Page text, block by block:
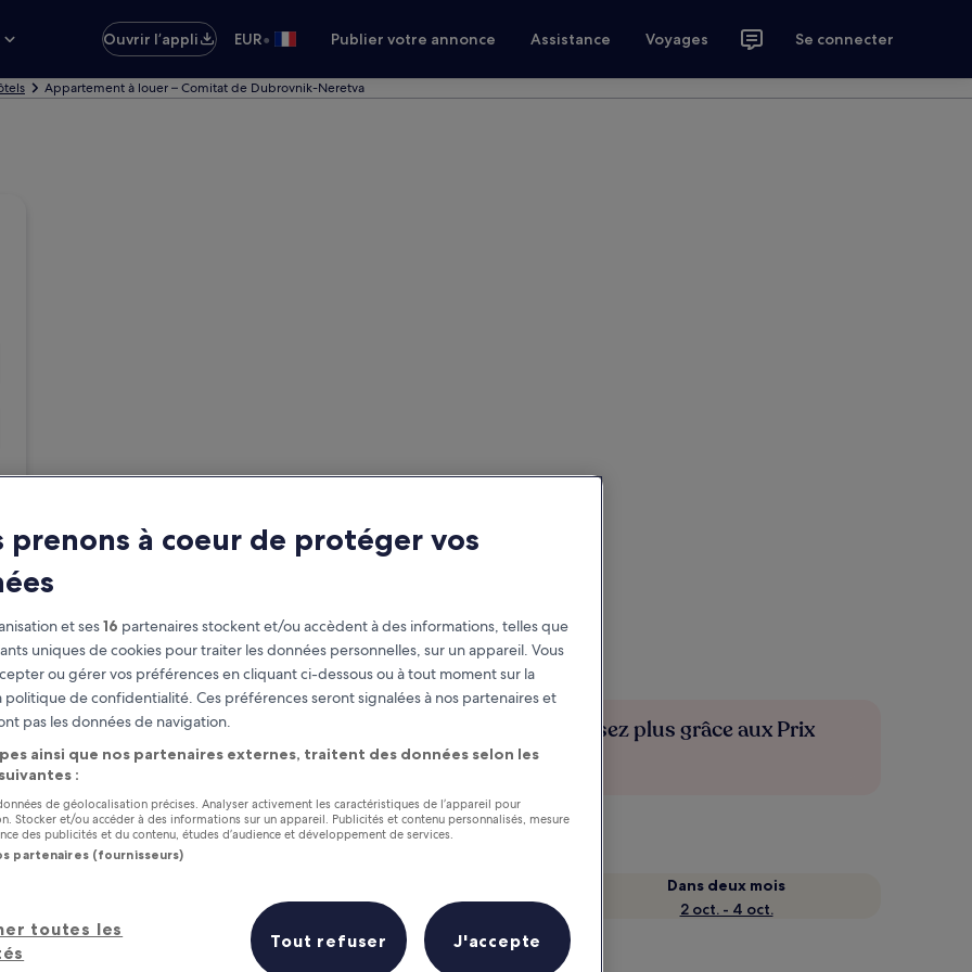
Ouvrir l’appli EUR• Publier votre annonce Assistance Voyages Se connecter
Appartement à louer – Comitat de Dubrovnik-Neretva
Gagnez des récompenses pour
chaque nuit séjournée
Économisez plus grâce aux Prix
membres
4 sept. - 6 sept.
Dans deux mois
2 oct. - 4 oct.
: où séjourner ?
prenons à coeur de protéger vos
et ses16 partenaires stockent et/ou accèdent à des informations, telles que
uniques de cookies pour traiter les données personnelles, sur un appareil. Vous
ou gérer vos préférences en cliquant ci-dessous ou à tout moment sur la
politique de confidentialité. Ces préférences seront signalées à nos partenaires et
pas les données de navigation.
ainsi que nos partenaires externes, traitent des données selon les
:
de géolocalisation précises. Analyser activement les caractéristiques de l’appareil pour
Stocker et/ou accéder à des informations sur un appareil. Publicités et contenu personnalisés, mesure
des publicités et du contenu, études d’audience et développement de services.
partenaires (fournisseurs)
toutes les
Tout refuser J'accepte